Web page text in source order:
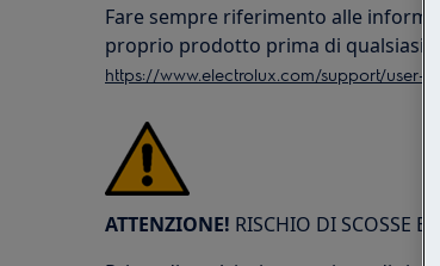
Fare sempre riferimento alle
proprio prodotto prima di qualsiasi
https://www.electrolux.com/support/user-
ATTENZIONE! RISCHIO DI SCOSSE